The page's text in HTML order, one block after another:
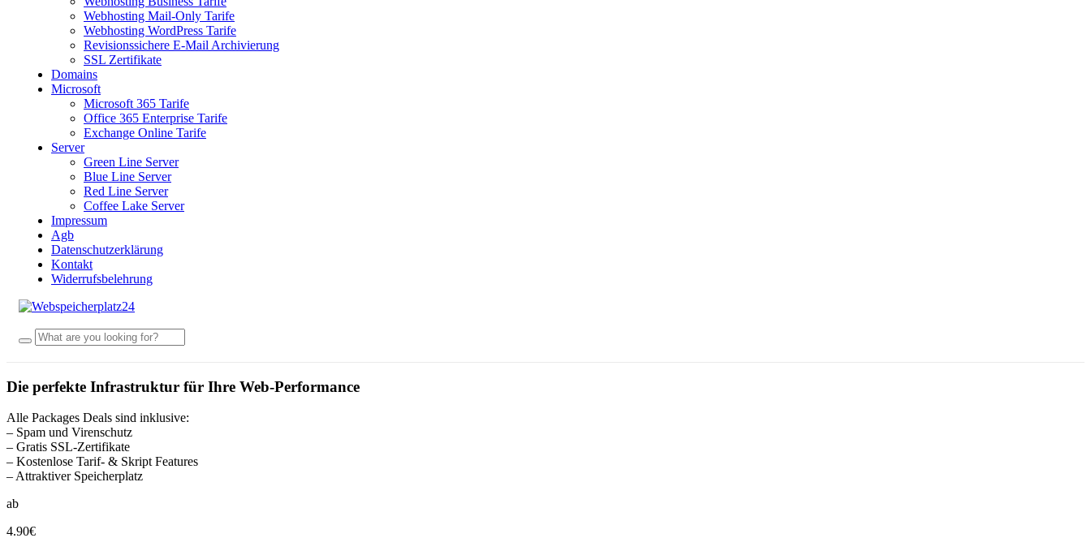
Webhosting Mail-Only Tarife
Webhosting WordPress Tarife
Revisionssichere E-Mail Archivierung
SSL Zertifikate
Domains
Microsoft
Microsoft 365 Tarife
Office 365 Enterprise Tarife
Exchange Online Tarife
Server
Green Line Server
Blue Line Server
Red Line Server
Coffee Lake Server
Impressum
Agb
Datenschutzerklärung
Kontakt
Widerrufsbelehrung
Die perfekte Infrastruktur für Ihre Web-Performance
Alle Packages Deals sind inklusive:
– Spam und Virenschutz
– Gratis SSL-Zertifikate
– Kostenlose Tarif- & Skript Features
– Attraktiver Speicherplatz
ab
4.90€